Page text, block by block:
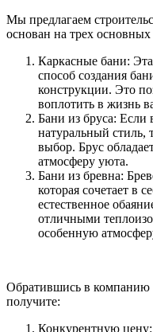
Мы предлагаем
основан на трех основных
Каркасные бани:
способ создания
конструкции. Это
воплотить в жизнь
Бани из бруса: Если
натуральный стиль,
выбор. Брус
атмосферу уюта.
Бани из бревна:
которая сочетает в
естественное
отличными
особенную
Обратившись в компанию
получите:
Конкурентную